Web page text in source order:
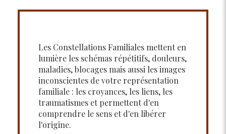
Les Constellations Familiales mettent en
lumière les schémas répétitifs, douleurs,
maladies, blocages mais aussi les images
inconscientes de votre représentation
familiale : les croyances, les liens, les
traumatismes et permettent d'en
comprendre le sens et d'en libérer
l'origine.